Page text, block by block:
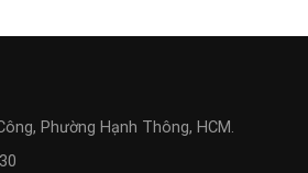
Phường Hạnh Thông, HCM.